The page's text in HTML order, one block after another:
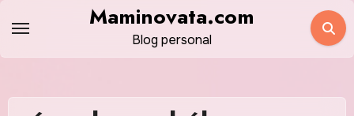
contenido
Maminovata.com
Blog personal